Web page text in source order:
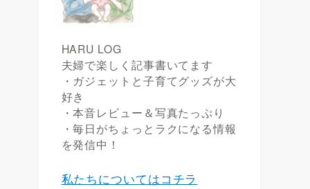
HARU LOG
夫婦で楽しく記事書いてます
・ガジェットと子育てグッズが大
好き
・本音レビュー＆写真たっぷり
・毎日がちょっとラクになる情報
を発信中！
私たちについてはコチラ